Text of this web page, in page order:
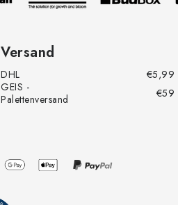
Versand
DHL
€5,99
GEIS -
Palettenversand
€59